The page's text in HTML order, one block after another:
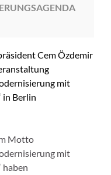
Cem Özdemir
mit
in Berlin
Motto
mit
haben